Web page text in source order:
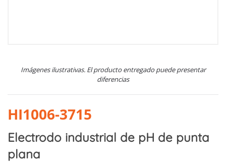
Imágenes ilustrativas. El producto entregado puede presentar
diferencias
HI1006-3715
Electrodo industrial de pH de punta
plana